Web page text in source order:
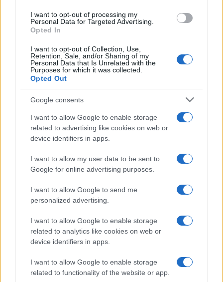
I want to opt-out of processing my
Personal Data for Targeted Advertising.
Opted In
I want to opt-out of Collection, Use,
Retention, Sale, and/or Sharing of my
Personal Data that Is Unrelated with the
Purposes for which it was collected.
Opted Out
Google consents
I want to allow Google to enable storage
related to advertising like cookies on web or
device identifiers in apps.
I want to allow my user data to be sent to
Google for online advertising purposes.
I want to allow Google to send me
personalized advertising.
I want to allow Google to enable storage
related to analytics like cookies on web or
device identifiers in apps.
I want to allow Google to enable storage
related to functionality of the website or app.